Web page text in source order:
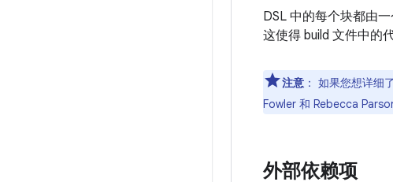
DSL 中的每个块都由
这使得 build 文件中的
注意 ： 如果您想详细
Fowler 和 Rebecca
外部依赖项